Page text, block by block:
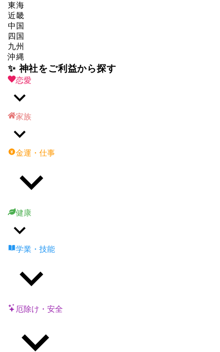
東海
近畿
中国
四国
九州
沖縄
✨ 神社をご利益から探す
恋愛
家族
金運・仕事
健康
学業・技能
厄除け・安全